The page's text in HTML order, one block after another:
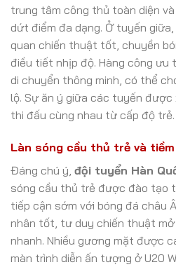
trung tâm công thủ toàn diện
dứt điểm đa dạng. Ở tuyến
quan chiến thuật tốt, chuyền
điều tiết nhịp độ. Hàng công ưu
di chuyển thông minh, có thể
lộ. Sự ăn ý giữa các tuyến được
thi đấu cùng nhau từ cấp độ trẻ.
Làn sóng cầu thủ trẻ và
Đáng chú ý, đội tuyển Hàn
sóng cầu thủ trẻ được đào tạo
tiếp cận sớm với bóng đá châu
nhân tốt, tư duy chiến thuật mở
nhanh. Nhiều gương mặt được
màn trình diễn ấn tượng ở U20